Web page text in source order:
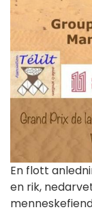
En flott
en rik,